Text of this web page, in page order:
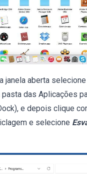
janela aberta selecione
das Aplicações
e depois clique
e selecione